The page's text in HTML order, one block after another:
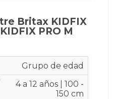
Britax KIDFIX
PRO M
Grupo de edad
4 a 12 años | 100 -
150 cm